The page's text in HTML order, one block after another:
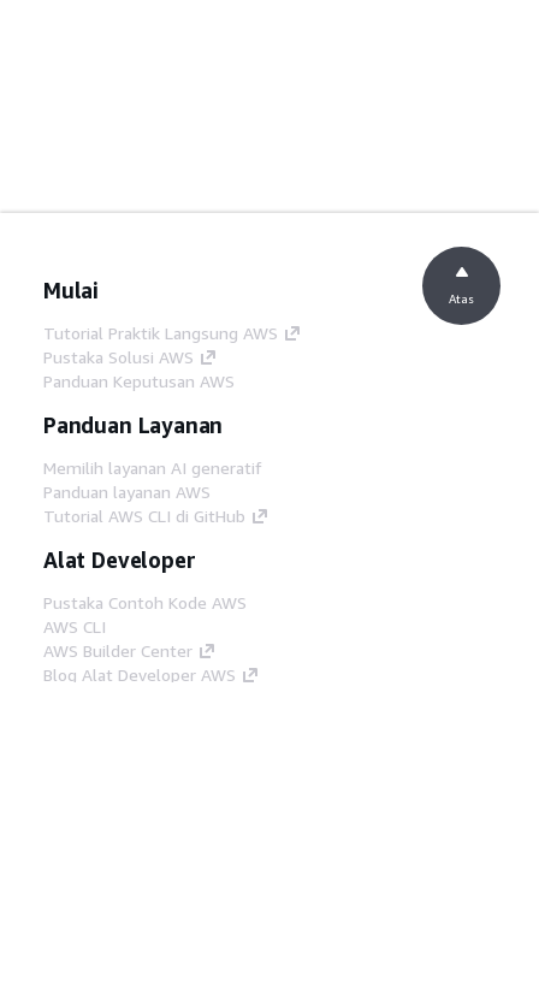
Mulai
Tutorial Praktik Langsung AWS
Pustaka Solusi AWS
Panduan Keputusan AWS
Panduan Layanan
Memilih layanan AI generatif
Panduan layanan AWS
Tutorial AWS CLI di GitHub
Alat Developer
Pustaka Contoh Kode AWS
AWS CLI
AWS Builder Center
Blog Alat Developer AWS
Atas